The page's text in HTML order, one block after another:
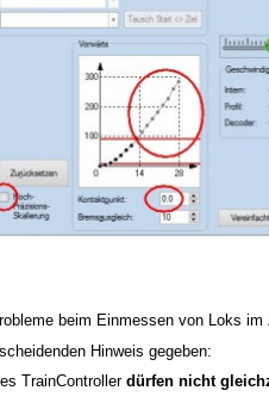
beim Einmessen von Loks
Hinweis gegeben:
TrainController dürfen nicht